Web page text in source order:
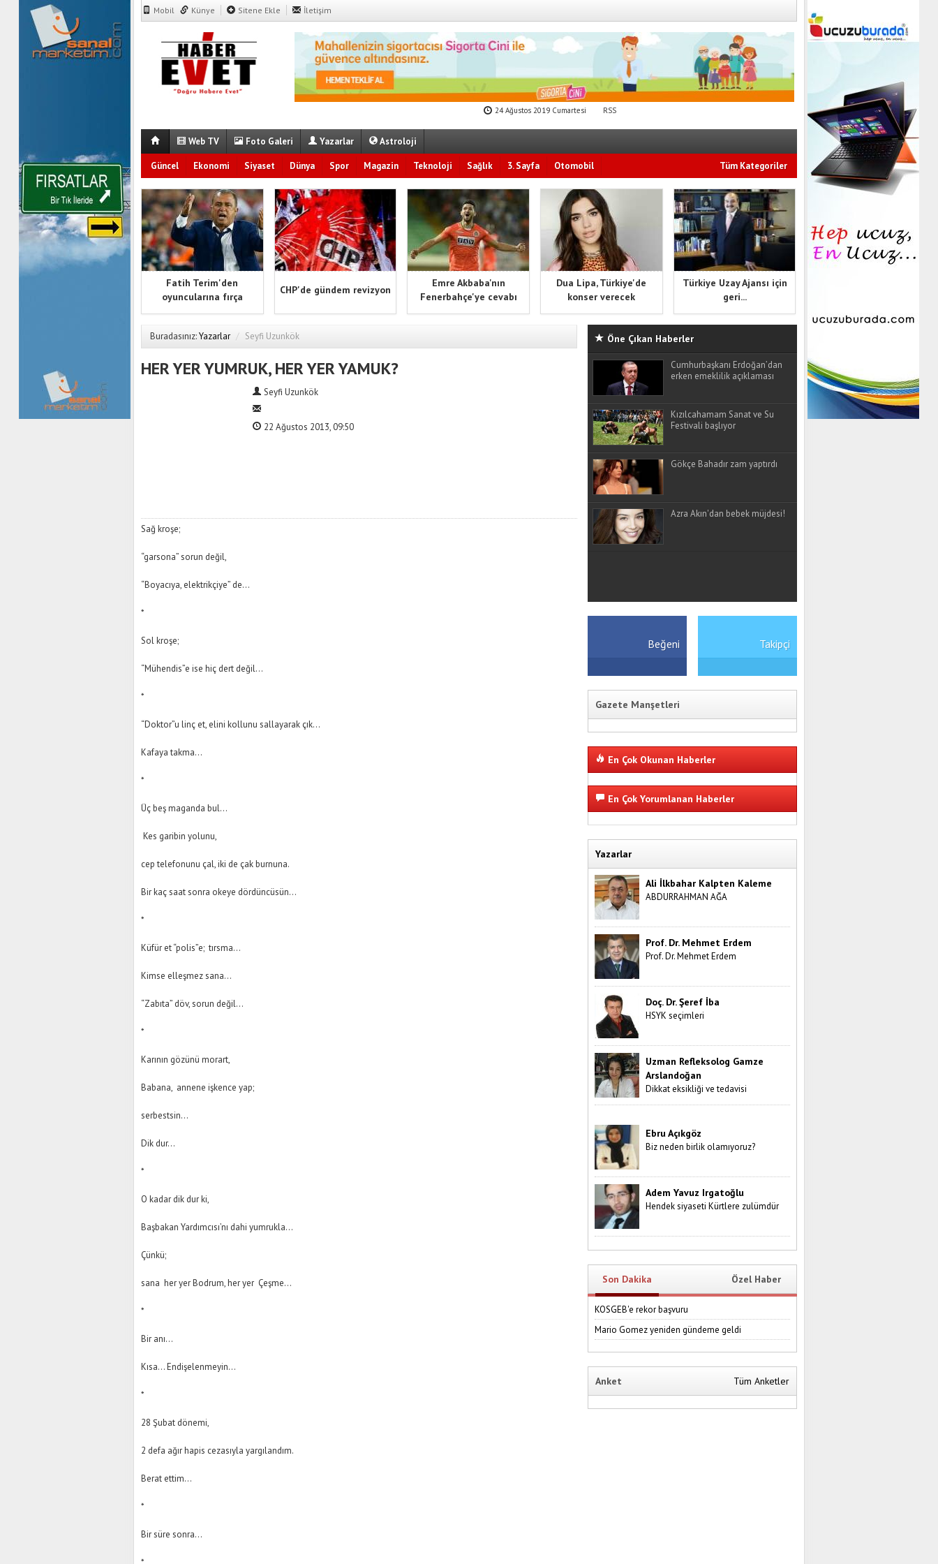
Mobil Künye Sitene Ekle İletişim
24 Ağustos 2019 Cumartesi RSS
Web TV Foto Galeri Yazarlar Astroloji
Güncel Ekonomi Siyaset Dünya Spor Magazin Teknoloji Sağlık 3. Sayfa Otomobil Tüm Kategoriler
Fatih Terim'den
oyuncularına fırça
CHP'de gündem revizyon
Emre Akbaba'nın
Fenerbahçe'ye cevabı
Dua Lipa, Türkiye'de
konser verecek
Türkiye Uzay Ajansı için
geri...
Buradasınız:Yazarlar / Seyfi Uzunkök
HER YER YUMRUK, HER YER YAMUK?
Seyfi Uzunkök
22 Ağustos 2013, 09:50
Sağ kroşe;
“garsona” sorun değil,
“Boyacıya, elektrikçiye” de…
*
Sol kroşe;
“Mühendis”e ise hiç dert değil…
*
“Doktor”u linç et, elini kollunu sallayarak çık…
Kafaya takma…
*
Üç beş maganda bul…
Kes garibin yolunu,
cep telefonunu çal, iki de çak burnuna.
Bir kaç saat sonra okeye dördüncüsün…
*
Küfür et “polis”e; tırsma…
Kimse elleşmez sana…
“Zabıta” döv, sorun değil…
*
Karının gözünü morart,
Babana, annene işkence yap;
serbestsin…
Dik dur…
*
O kadar dik dur ki,
Başbakan Yardımcısı’nı dahi yumrukla…
Çünkü;
sana her yer Bodrum, her yer Çeşme…
*
Bir anı…
Kısa… Endişelenmeyin…
*
28 Şubat dönemi,
2 defa ağır hapis cezasıyla yargılandım.
Berat ettim…
*
Bir süre sonra…
Öne Çıkan Haberler
Cumhurbaşkanı Erdoğan’dan
erken emeklilik açıklaması
Kızılcahamam Sanat ve Su
Festivali başlıyor
Gökçe Bahadır zam yaptırdı
Azra Akın'dan bebek müjdesi!
Beğeni Takipçi
Gazete Manşetleri
En Çok Okunan Haberler
En Çok Yorumlanan Haberler
Yazarlar
Ali İlkbahar Kalpten Kaleme
ABDURRAHMAN AĞA
Prof. Dr. Mehmet Erdem
Prof. Dr. Mehmet Erdem
Doç. Dr. Şeref İba
HSYK seçimleri
Uzman Refleksolog Gamze
Arslandoğan
Dikkat eksikliği ve tedavisi
Ebru Açıkgöz
Biz neden birlik olamıyoruz?
Adem Yavuz Irgatoğlu
Hendek siyaseti Kürtlere zulümdür
Son Dakika Özel Haber
KOSGEB'e rekor başvuru
Mario Gomez yeniden gündeme geldi
Anket Tüm Anketler